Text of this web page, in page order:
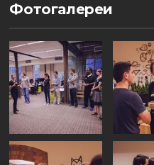
Фотогалереи